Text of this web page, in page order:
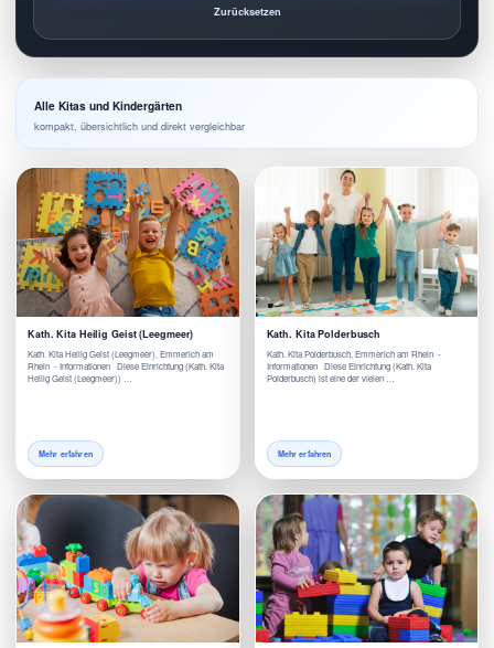
Zurücksetzen
Alle Kitas und Kindergärten
kompakt, übersichtlich und direkt vergleichbar
Kath. Kita Heilig Geist (Leegmeer)
Kath. Kita Heilig Geist (Leegmeer), Emmerich am
Rhein - Informationen Diese Einrichtung (Kath. Kita
Heilig Geist (Leegmeer)) …
Mehr erfahren
Kath. Kita Polderbusch
Kath. Kita Polderbusch, Emmerich am Rhein -
Informationen Diese Einrichtung (Kath. Kita
Polderbusch) ist eine der vielen …
Mehr erfahren